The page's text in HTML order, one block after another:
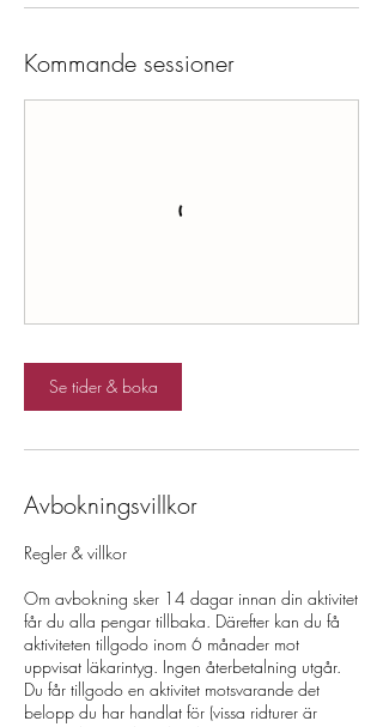
Kommande sessioner
Se tider & boka
Avbokningsvillkor
Regler & villkor
Om avbokning sker 14 dagar innan din aktivitet
får du alla pengar tillbaka. Därefter kan du få
aktiviteten tillgodo inom 6 månader mot
uppvisat läkarintyg. Ingen återbetalning utgår.
Du får tillgodo en aktivitet motsvarande det
belopp du har handlat för (vissa ridturer är